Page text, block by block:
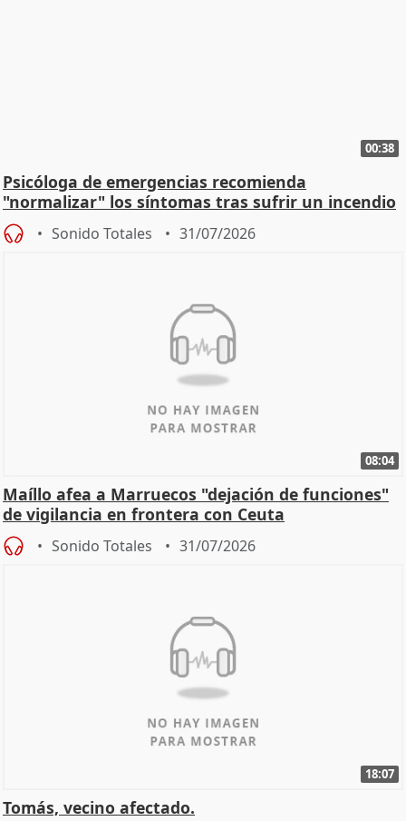
00:38
Psicóloga de emergencias recomienda
"normalizar" los síntomas tras sufrir un incendio
Sonido Totales 31/07/2026
08:04
Maíllo afea a Marruecos "dejación de funciones"
de vigilancia en frontera con Ceuta
Sonido Totales 31/07/2026
18:07
Tomás, vecino afectado.